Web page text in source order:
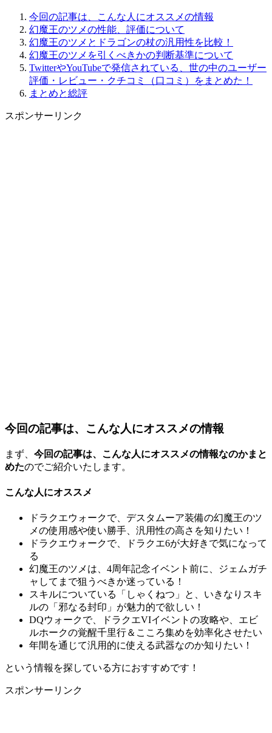
今回の記事は、こんな人にオススメの情報
幻魔王のツメの性能、評価について
幻魔王のツメとドラゴンの杖の汎用性を比較！
幻魔王のツメを引くべきかの判断基準について
TwitterやYouTubeで発信されている、世の中のユーザー
評価・レビュー・クチコミ（口コミ）をまとめた！
まとめと総評
スポンサーリンク
今回の記事は、こんな人にオススメの情報
まず、 今回の記事は、こんな人にオススメの情報なのかまと
めたのでご紹介いたします。
こんな人にオススメ
ドラクエウォークで、デスタムーア装備の幻魔王のツ
メの使用感や使い勝手、汎用性の高さを知りたい！
ドラクエウォークで、ドラクエ6が大好きで気になって
る
幻魔王のツメは、4周年記念イベント前に、ジェムガチ
ャしてまで狙うべきか迷っている！
スキルについている「しゃくねつ」と、いきなりスキ
ルの「邪なる封印」が魅力的で欲しい！
DQウォークで、ドラクエVIイベントの攻略や、エビ
ルホークの覚醒千里行＆こころ集めを効率化させたい
年間を通じて汎用的に使える武器なのか知りたい！
という情報を探している方におすすめです！
スポンサーリンク